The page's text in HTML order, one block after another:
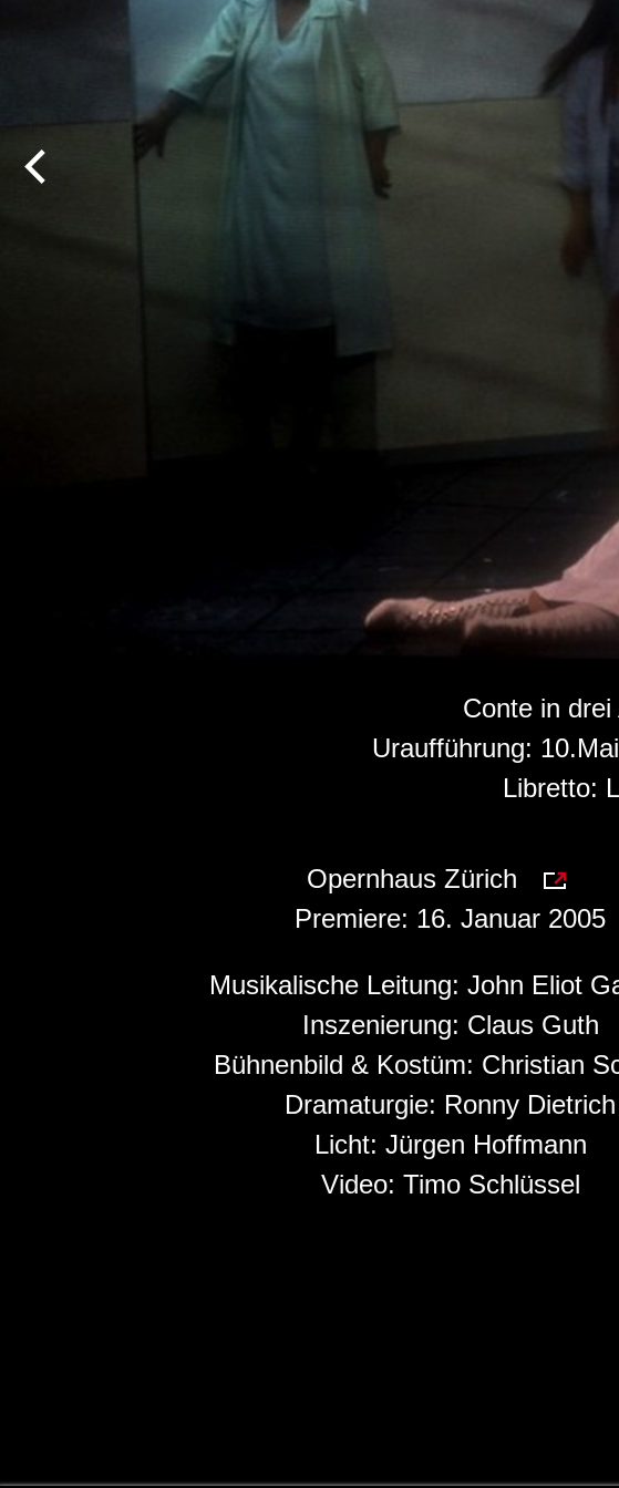
Conte in
Uraufführung:
Libretto:
Opernhaus Zürich
Premiere: 16. Januar 2005
Musikalische Leitung: John Eliot
Inszenierung: Claus Guth
Bühnenbild & Kostüm: Christian
Dramaturgie: Ronny Dietrich
Licht: Jürgen Hoffmann
Video: Timo Schlüssel